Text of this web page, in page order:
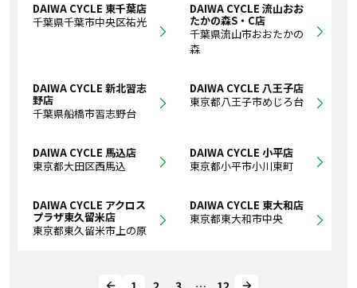
DAIWA CYCLE 東千葉店
千葉県千葉市中央区祐光
DAIWA CYCLE 流山おお
たかの森S・C店
千葉県流山市おおたかの
森
DAIWA CYCLE 新北習志
野店
千葉県船橋市習志野台
DAIWA CYCLE 八王子店
東京都八王子市めじろ台
DAIWA CYCLE 馬込店
東京都大田区西馬込
DAIWA CYCLE 小平店
東京都小平市小川東町
DAIWA CYCLE アクロス
プラザ東久留米店
東京都東久留米市上の原
DAIWA CYCLE 東大和店
東京都東大和市中央